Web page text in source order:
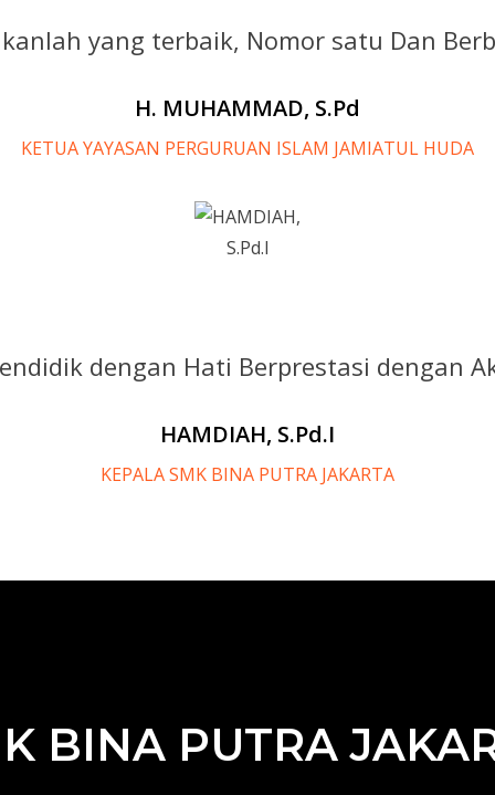
yang terbaik, Nomor satu Dan
H. MUHAMMAD, S.Pd
KETUA YAYASAN PERGURUAN ISLAM JAMIATUL HUDA
dengan Hati Berprestasi dengan
HAMDIAH, S.Pd.I
KEPALA SMK BINA PUTRA JAKARTA
BINA PUTRA